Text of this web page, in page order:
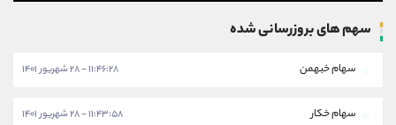
سهم های بروزرسانی شده
سهام خبهمن ۱۱:۴۶:۲۸ - ۲۸ شهریور ۱۴۰۱
سهام خکار ۱۱:۴۳:۵۸ - ۲۸ شهریور ۱۴۰۱